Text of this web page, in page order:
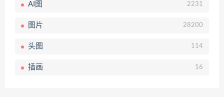
AI图 2231
图片 28200
头图 114
插画 16